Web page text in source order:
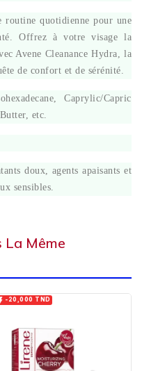
routine quotidienne pour une
Offrez à votre visage la
Avene Cleanance Hydra, la
de confort et de sérénité.
Caprylic/Capric
etc.
doux, agents apaisants et
sensibles.
Même
-20,000 TND